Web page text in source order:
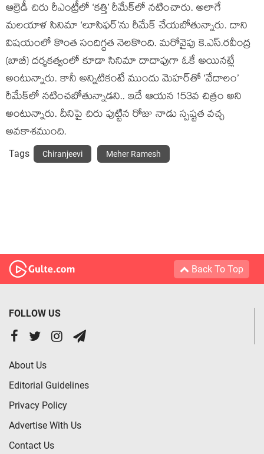
ఆల్రెడీ చిరు రీఎంట్రీలో ‘కత్తి’ రీమేక్‌లో నటించారు. అలాగే
మలయాళ సినిమా ‘లూసిఫర్’ను రీమేక్ చేయబోతున్నారు. దాని
విషయంలో కొంత సందిగ్ధత నెలకొంది. మరోవైపు కె.ఎస్.రవీంద్ర
(బాబీ) దర్శకత్వంలో కూడా సినిమా దాదాపుగా ఓకే అయినట్లే
అంటున్నారు. కానీ అన్నిటికంటే ముందు మెహర్‌తో ‘వేదాలం’
రీమేక్‌లో నటించబోతున్నాడని.. ఇదే ఆయన 153వ చిత్రం అని
అంటున్నారు. దీనిపై చిరు పుట్టిన రోజు నాడు స్పష్టత వచ్చ
అవకాశముంది.
Tags Chiranjeevi Meher Ramesh
Back To Top
FOLLOW US
About Us
Editorial Guidelines
Privacy Policy
Advertise With Us
Contact Us